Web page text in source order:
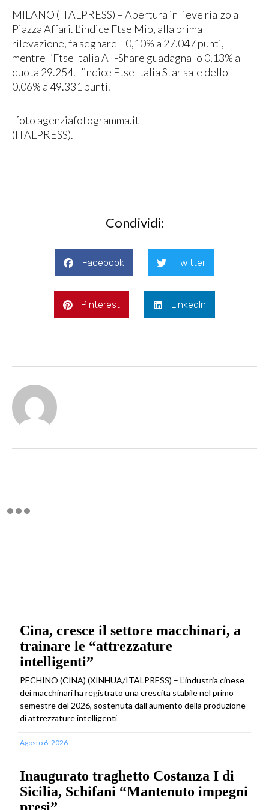
MILANO (ITALPRESS) – Apertura in lieve rialzo a
Piazza Affari. L’indice Ftse Mib, alla prima
rilevazione, fa segnare +0,10% a 27.047 punti,
mentre l’Ftse Italia All-Share guadagna lo 0,13% a
quota 29.254. L’indice Ftse Italia Star sale dello
0,06% a 49.331 punti.
-foto agenziafotogramma.it-
(ITALPRESS).
Condividi:
Facebook Twitter
Pinterest LinkedIn
Cina, cresce il settore macchinari, a
trainare le “attrezzature
intelligenti”
PECHINO (CINA) (XINHUA/ITALPRESS) – L’industria cinese
dei macchinari ha registrato una crescita stabile nel primo
semestre del 2026, sostenuta dall’aumento della produzione
di attrezzature intelligenti
Agosto 6, 2026
Inaugurato traghetto Costanza I di
Sicilia, Schifani “Mantenuto impegni